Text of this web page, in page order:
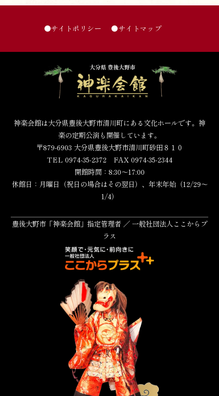
●サイトポリシー ●サイトマップ
神楽会館は大分県豊後大野市清川町にある文化ホールです。神
楽の定期公演も開催しています。
〒879-6903 大分県豊後大野市清川町砂田８１０
TEL 0974-35-2372 FAX 0974-35-2344
開館時間：8:30～17:00
休館日：月曜日（祝日の場合はその翌日）、年末年始（12/29～
1/4）
豊後大野市「神楽会館」指定管理者 ／ 一般社団法人ここからプ
ラス